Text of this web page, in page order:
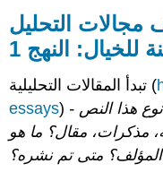
مجالات التحليل
للخيال: النهج 1
تبدأ المقالات التحليلية (
essays هذا النص -
مذكرات، مقال؟ ما هو
المؤلف؟ متى تم نشره؟